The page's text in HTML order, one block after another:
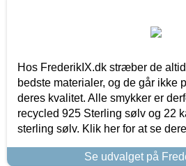
Hos FrederikIX.dk stræber de
bedste materialer, og de går ikke
deres kvalitet. Alle smykker er
recycled 925 Sterling sølv og 22
sterling sølv. Klik her for at se
Se udvalget på